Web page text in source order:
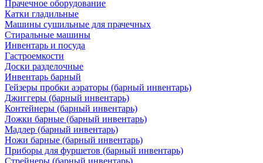
Прачечное оборудование
Катки гладильные
Машины сушильные для прачечных
Стиральные машины
Инвентарь и посуда
Гастроемкости
Доски разделочные
Инвентарь барный
Гейзеры пробки аэраторы (барный инвентарь)
Джиггеры (барный инвентарь)
Контейнеры (барный инвентарь)
Ложки барные (барный инвентарь)
Мадлер (барный инвентарь)
Ножи барные (барный инвентарь)
Приборы для фуршетов (барный инвентарь)
Стрейнеры (барный инвентарь)